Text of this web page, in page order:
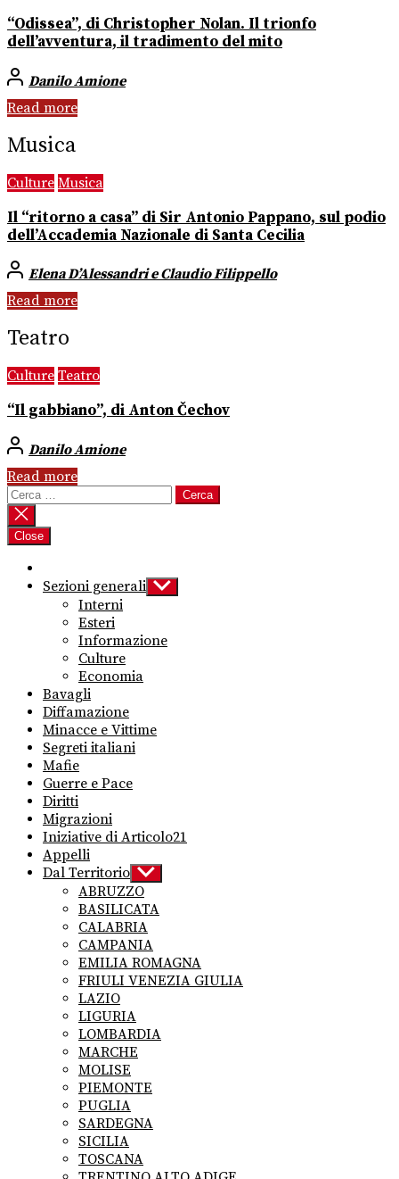
“Odissea”, di Christopher Nolan. Il trionfo
dell’avventura, il tradimento del mito
Danilo Amione
Read more
Musica
Culture Musica
Il “ritorno a casa” di Sir Antonio Pappano, sul podio
dell’Accademia Nazionale di Santa Cecilia
Elena D’Alessandri e Claudio Filippello
Read more
Teatro
Culture Teatro
“Il gabbiano”, di Anton Čechov
Danilo Amione
Read more
Ricerca
per:
Close
Sezioni generali Show
sub
Interni
Esteri
Informazione
Culture
Economia
Bavagli
Diffamazione
Minacce e Vittime
Segreti italiani
Mafie
Guerre e Pace
Diritti
Migrazioni
Iniziative di Articolo21
Appelli
Dal Territorio Show
sub
menu
ABRUZZO
BASILICATA
CALABRIA
CAMPANIA
EMILIA ROMAGNA
FRIULI VENEZIA GIULIA
LAZIO
LIGURIA
LOMBARDIA
MARCHE
MOLISE
PIEMONTE
PUGLIA
SARDEGNA
SICILIA
TOSCANA